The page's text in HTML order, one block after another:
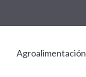
Agroalimentación